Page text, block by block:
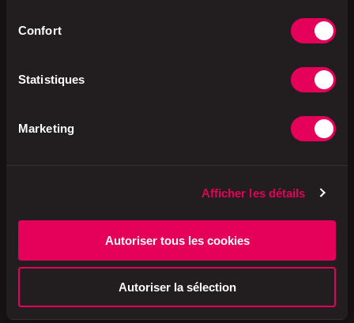
Confort
Statistiques
Marketing
Afficher les détails
Autoriser tous les cookies
Autoriser la sélection
Production
Emballage
A brand of